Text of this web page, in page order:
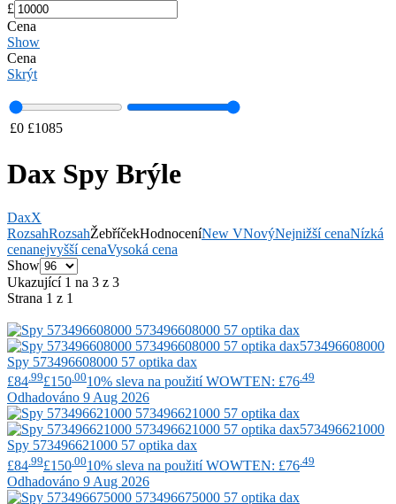
£
Cena
Show
Cena
Skrýt
£0 £1085
Dax Spy Brýle
DaxX
RozsahRozsahŽebříčekHodnoceníNew VNovýNejnižší cenaNízká
cenanejvyšší cenaVysoká cena
Show
Ukazující 1 na 3 z 3
Strana 1 z 1
573496608000
Spy 573496608000 57 optika dax
£84 .99£150 .0010% sleva na použití WOWTEN: £76 .49
Odhadováno 9 Aug 2026
573496621000
Spy 573496621000 57 optika dax
£84 .99£150 .0010% sleva na použití WOWTEN: £76 .49
Odhadováno 9 Aug 2026